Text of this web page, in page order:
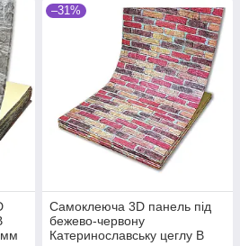
–31%
Самоклеюча 3D панель під
бежево-червону
Катеринославську цеглу В